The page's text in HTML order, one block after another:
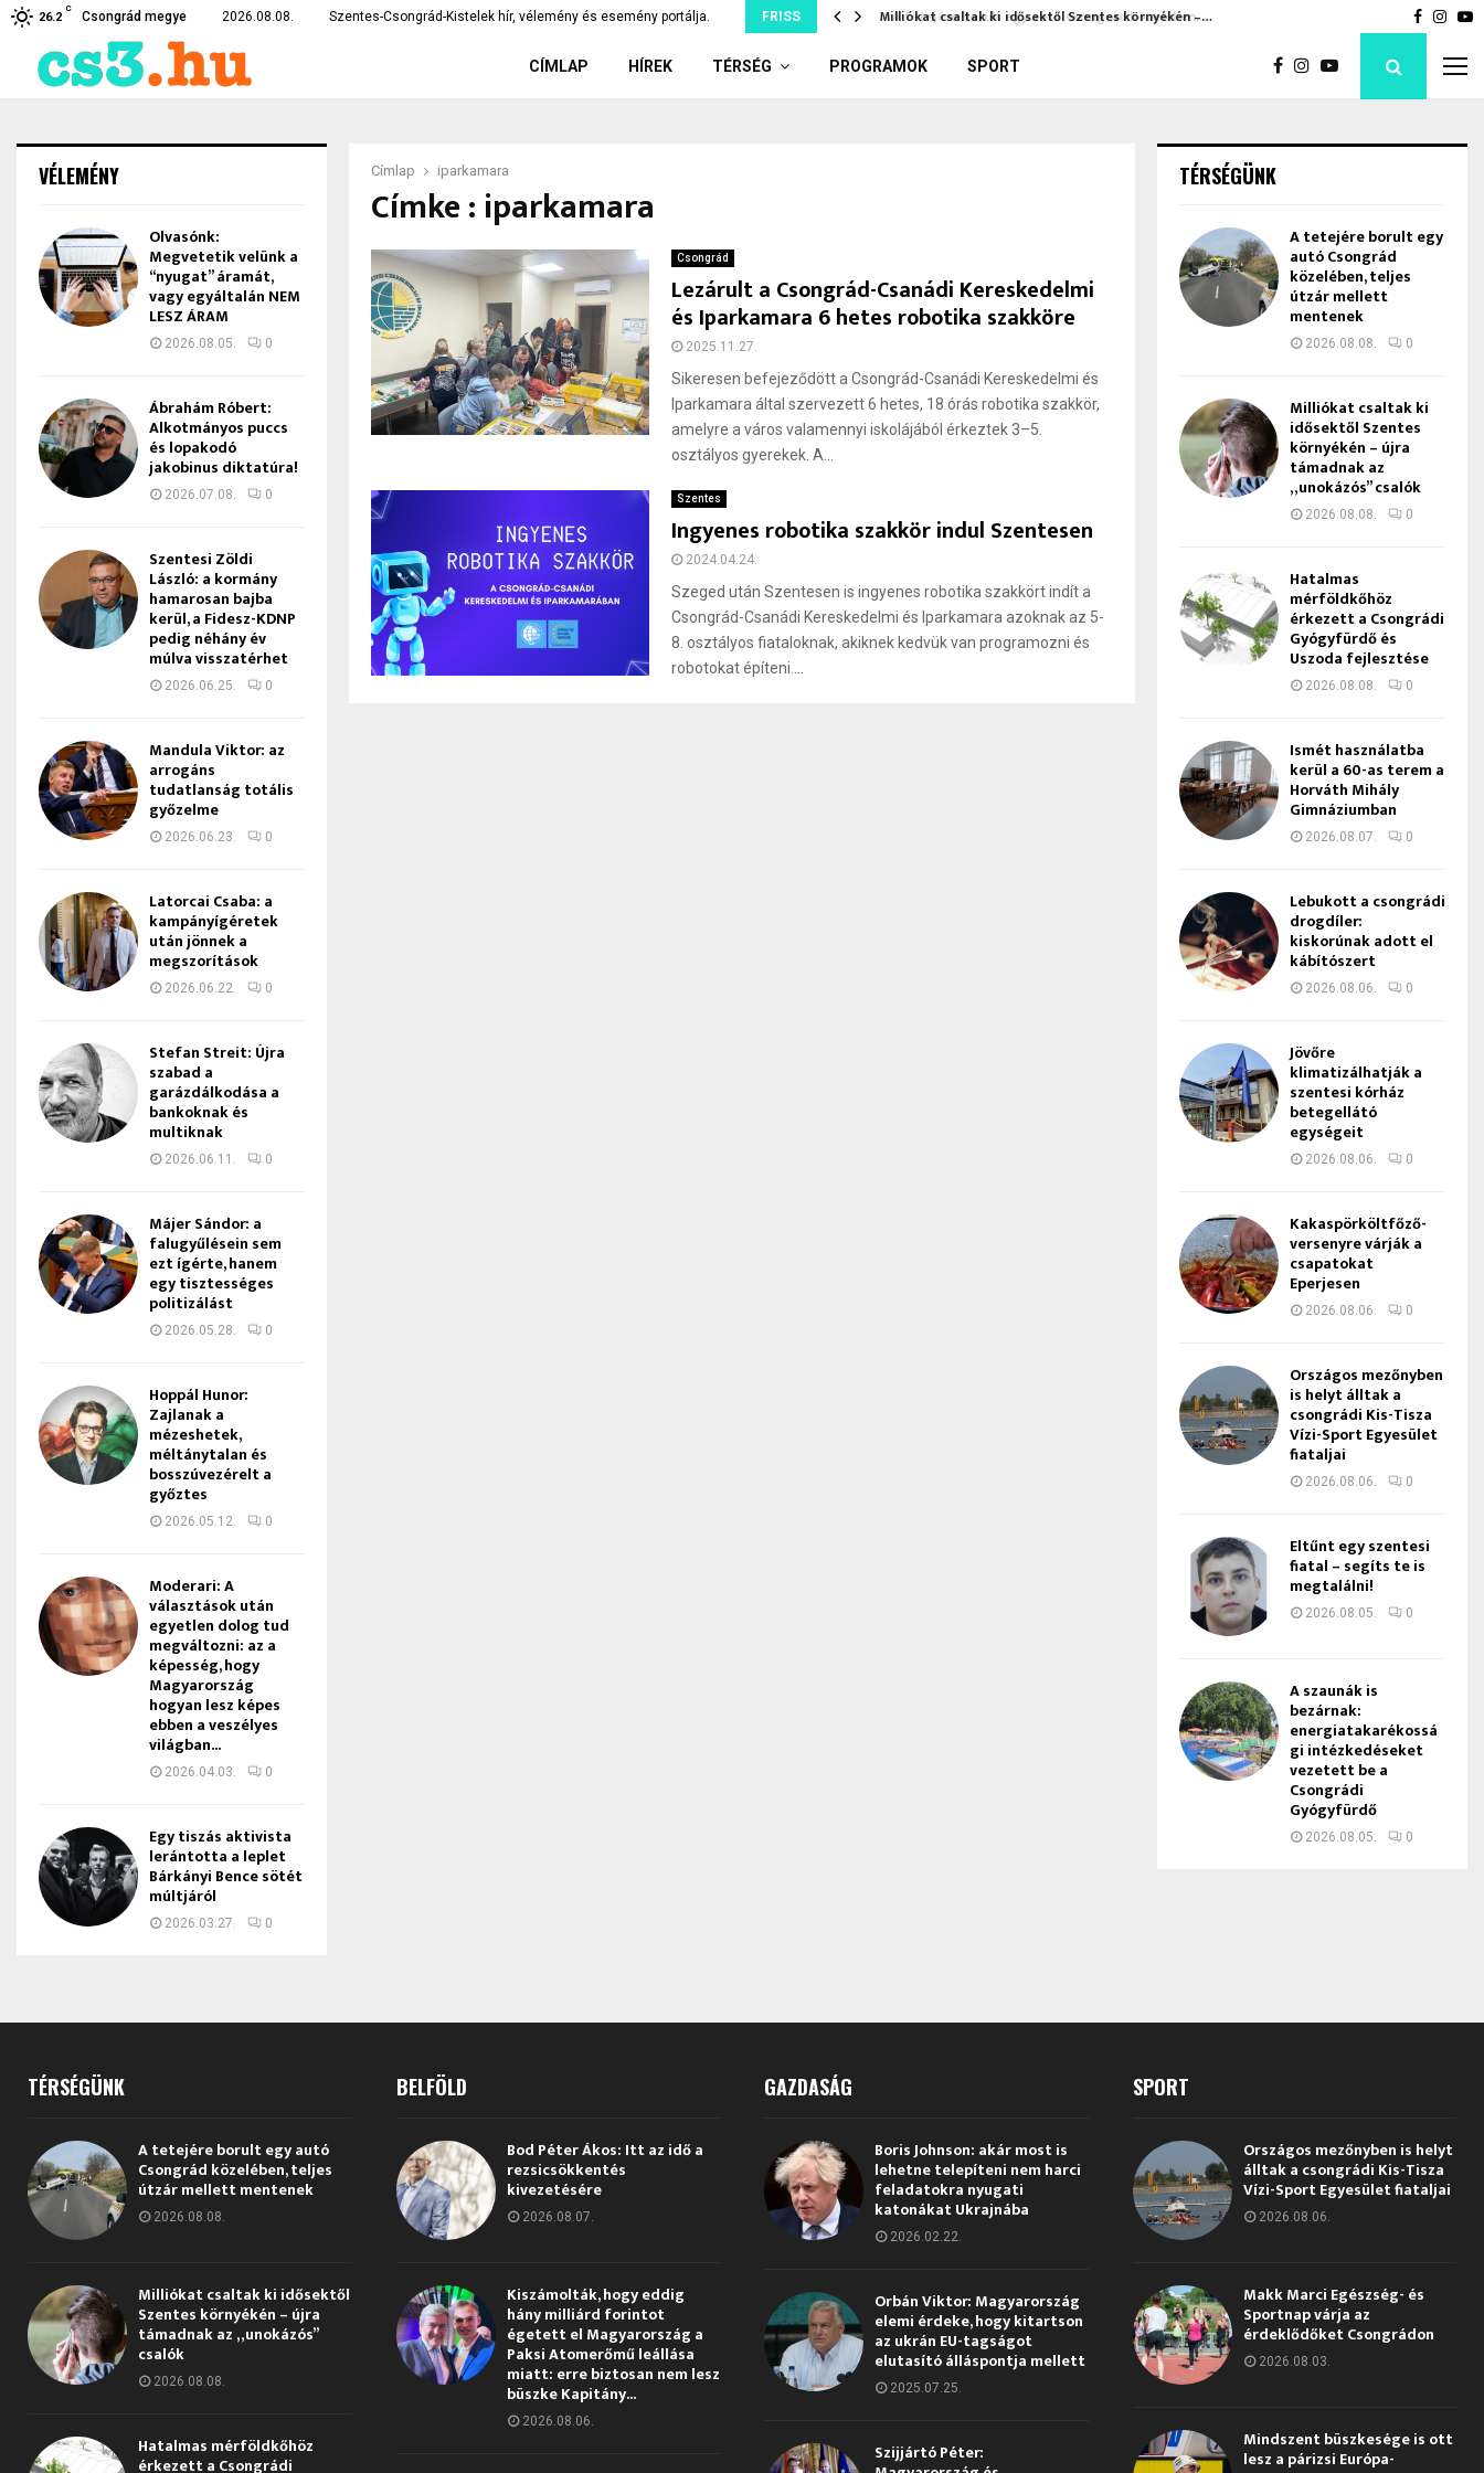
26.2
C
Csongrád megye 2026.08.08. Szentes-Csongrád-Kistelek hír, vélemény és esemény portálja. FRISS
betegellátó egységeit A tetejére borult egy autó Csongrád közelében,… Milliókat csaltak ki idősektől Szentes környékén –…
CÍMLAP HÍREK TÉRSÉG PROGRAMOK SPORT
Címlap iparkamara
Címke : iparkamara
Csongrád
Lezárult a Csongrád-Csanádi Kereskedelmi
és Iparkamara 6 hetes robotika szakköre
2025.11.27.
Sikeresen befejeződött a Csongrád-Csanádi Kereskedelmi és
Iparkamara által szervezett 6 hetes, 18 órás robotika szakkör,
amelyre a város valamennyi iskolájából érkeztek 3–5.
osztályos gyerekek. A...
Szentes
Ingyenes robotika szakkör indul Szentesen
2024.04.24.
Szeged után Szentesen is ingyenes robotika szakkört indít a
Csongrád-Csanádi Kereskedelmi és Iparkamara azoknak az 5-
8. osztályos fiataloknak, akiknek kedvük van programozni és
robotokat építeni....
VÉLEMÉNY
Olvasónk:
Megvetetik velünk a
“nyugat” áramát,
vagy egyáltalán NEM
LESZ ÁRAM
2026.08.05. 0
Ábrahám Róbert:
Alkotmányos puccs
és lopakodó
jakobinus diktatúra!
2026.07.08. 0
Szentesi Zöldi
László: a kormány
hamarosan bajba
kerül, a Fidesz-KDNP
pedig néhány év
múlva visszatérhet
2026.06.25. 0
Mandula Viktor: az
arrogáns
tudatlanság totális
győzelme
2026.06.23. 0
Latorcai Csaba: a
kampányígéretek
után jönnek a
megszorítások
2026.06.22. 0
Stefan Streit: Újra
szabad a
garázdálkodása a
bankoknak és
multiknak
2026.06.11. 0
Májer Sándor: a
falugyűlésein sem
ezt ígérte, hanem
egy tisztességes
politizálást
2026.05.28. 0
Hoppál Hunor:
Zajlanak a
mézeshetek,
méltánytalan és
bosszúvezérelt a
győztes
2026.05.12. 0
Moderari: A
választások után
egyetlen dolog tud
megváltozni: az a
képesség, hogy
Magyarország
hogyan lesz képes
ebben a veszélyes
világban...
2026.04.03. 0
Egy tiszás aktivista
lerántotta a leplet
Bárkányi Bence sötét
múltjáról
2026.03.27. 0
TÉRSÉGÜNK
A tetejére borult egy
autó Csongrád
közelében, teljes
útzár mellett
mentenek
2026.08.08. 0
Milliókat csaltak ki
idősektől Szentes
környékén – újra
támadnak az
„unokázós” csalók
2026.08.08. 0
Hatalmas
mérföldkőhöz
érkezett a Csongrádi
Gyógyfürdő és
Uszoda fejlesztése
2026.08.08. 0
Ismét használatba
kerül a 60-as terem a
Horváth Mihály
Gimnáziumban
2026.08.07. 0
Lebukott a csongrádi
drogdíler:
kiskorúnak adott el
kábítószert
2026.08.06. 0
Jövőre
klimatizálhatják a
szentesi kórház
betegellátó
egységeit
2026.08.06. 0
Kakaspörköltfőző-
versenyre várják a
csapatokat
Eperjesen
2026.08.06. 0
Országos mezőnyben
is helyt álltak a
csongrádi Kis-Tisza
Vízi-Sport Egyesület
fiataljai
2026.08.06. 0
Eltűnt egy szentesi
fiatal – segíts te is
megtalálni!
2026.08.05. 0
A szaunák is
bezárnak:
energiatakarékossá
gi intézkedéseket
vezetett be a
Csongrádi
Gyógyfürdő
2026.08.05. 0
TÉRSÉGÜNK
A tetejére borult egy autó
Csongrád közelében, teljes
útzár mellett mentenek
2026.08.08.
Milliókat csaltak ki idősektől
Szentes környékén – újra
támadnak az „unokázós”
csalók
2026.08.08.
Hatalmas mérföldkőhöz
érkezett a Csongrádi
BELFÖLD
Bod Péter Ákos: Itt az idő a
rezsicsökkentés
kivezetésére
2026.08.07.
Kiszámolták, hogy eddig
hány milliárd forintot
égetett el Magyarország a
Paksi Atomerőmű leállása
miatt: erre biztosan nem lesz
büszke Kapitány...
2026.08.06.
GAZDASÁG
Boris Johnson: akár most is
lehetne telepíteni nem harci
feladatokra nyugati
katonákat Ukrajnába
2026.02.22.
Orbán Viktor: Magyarország
elemi érdeke, hogy kitartson
az ukrán EU-tagságot
elutasító álláspontja mellett
2025.07.25.
Szijjártó Péter:
SPORT
Országos mezőnyben is helyt
álltak a csongrádi Kis-Tisza
Vízi-Sport Egyesület fiataljai
2026.08.06.
Makk Marci Egészség- és
Sportnap várja az
érdeklődőket Csongrádon
2026.08.03.
Mindszent büszkesége is ott
lesz a párizsi Európa-